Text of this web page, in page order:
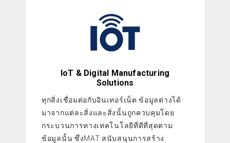
IoT & Digital Manufacturing
Solutions
ทุกสิ่งเชื่อมต่อกับอินเทอร์เน็ต ข้อมูลต่างได้
มาจากแต่ละสิ่งและสิ่งนั้นถูกควบคุมโดย
กระบวนการทางเทคโนโลยีที่ดีที่สุดตาม
ข้อมูลนั้น ซึ่งMAT สนับสนุนการสร้าง